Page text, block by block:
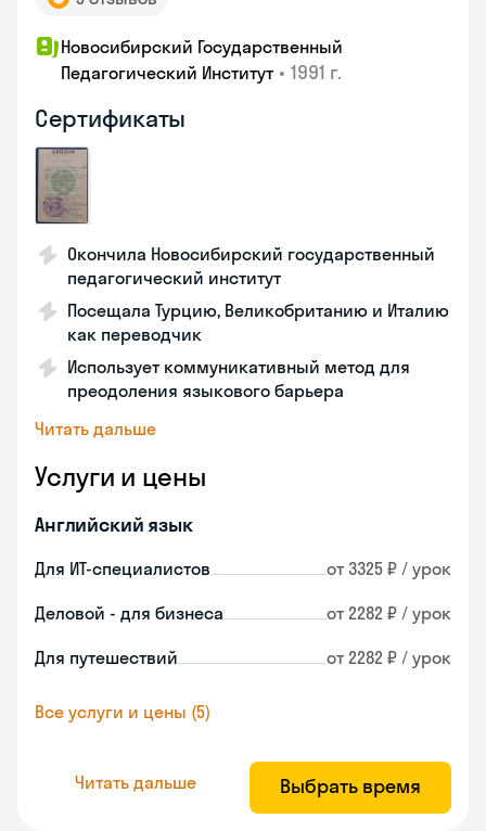
Новосибирский Государственный
Педагогический Институт • 1991 г.
Сертификаты
Окончила Новосибирский государственный
педагогический институт
Посещала Турцию, Великобританию и Италию
как переводчик
Использует коммуникативный метод для
преодоления языкового барьера
Читать дальше
Услуги и цены
Английский язык
Для ИТ-специалистов от 3325 ₽ / урок
Деловой - для бизнеса от 2282 ₽ / урок
Для путешествий от 2282 ₽ / урок
Все услуги и цены (5)
Читать дальше Выбрать время